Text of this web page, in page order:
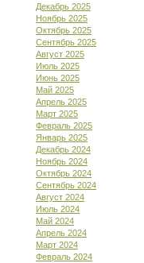
Декабрь 2025
Ноябрь 2025
Октябрь 2025
Сентябрь 2025
Август 2025
Июль 2025
Июнь 2025
Май 2025
Апрель 2025
Март 2025
Февраль 2025
Январь 2025
Декабрь 2024
Ноябрь 2024
Октябрь 2024
Сентябрь 2024
Август 2024
Июль 2024
Май 2024
Апрель 2024
Март 2024
Февраль 2024